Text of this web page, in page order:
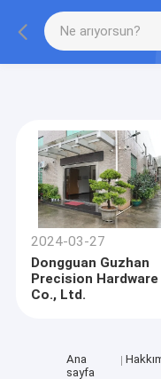
2024-03-27
Dongguan Guzhan
Precision Hardware
Co., Ltd.
Ana
sayfa